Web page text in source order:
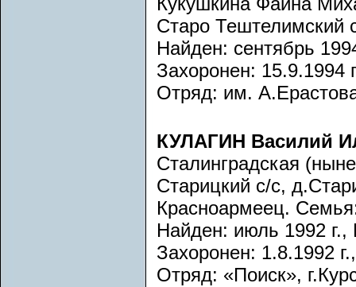
Старо Тештелимский
Найден: сентябрь
Захоронен: 15.9.1994
Отряд: им.
КУЛАГИН Василий
Сталинградская
Старицкий с/с,
Красноармеец.
Найден: июль 1992 г.,
Захоронен: 1.8.1992
Отряд: «Поиск»,